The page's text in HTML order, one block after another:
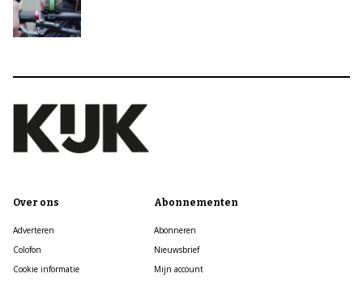
Over ons
Adverteren
Colofon
Cookie informatie
Abonnementen
Abonneren
Nieuwsbrief
Mijn account